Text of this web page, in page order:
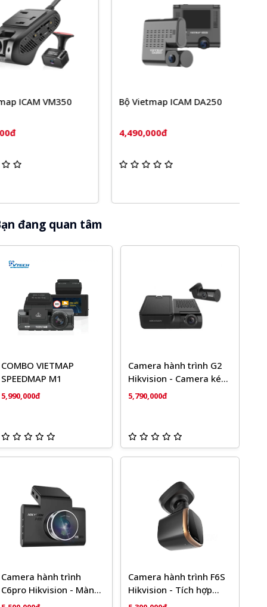
ICAM VM350 Bộ Vietmap ICAM DA250
4,490,000đ
đang quan tâm
COMBO VIETMAP
SPEEDMAP M1
5,990,000đ
Camera hành trình G2
Hikvision - Camera kép
trước + Sau
5,790,000đ
Camera hành trình
C6pro Hikvision - Màn
hình HD 4"
Camera hành trình F6S
Hikvision - Tích hợp
màn hình cảm ứng IPS 2